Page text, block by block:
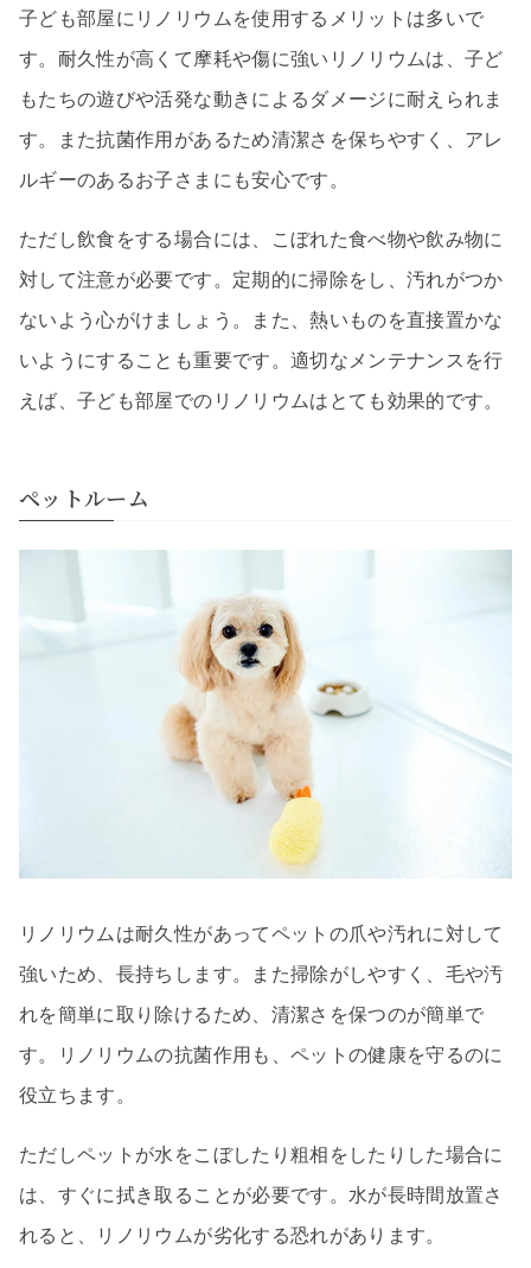
子ども部屋にリノリウムを使用するメリットは多いで
す。耐久性が高くて摩耗や傷に強いリノリウムは、子ど
もたちの遊びや活発な動きによるダメージに耐えられま
す。また抗菌作用があるため清潔さを保ちやすく、アレ
ルギーのあるお子さまにも安心です。
ただし飲食をする場合には、こぼれた食べ物や飲み物に
対して注意が必要です。定期的に掃除をし、汚れがつか
ないよう心がけましょう。また、熱いものを直接置かな
いようにすることも重要です。適切なメンテナンスを行
えば、子ども部屋でのリノリウムはとても効果的です。
ペットルーム
リノリウムは耐久性があってペットの爪や汚れに対して
強いため、長持ちします。また掃除がしやすく、毛や汚
れを簡単に取り除けるため、清潔さを保つのが簡単で
す。リノリウムの抗菌作用も、ペットの健康を守るのに
役立ちます。
ただしペットが水をこぼしたり粗相をしたりした場合に
は、すぐに拭き取ることが必要です。水が長時間放置さ
れると、リノリウムが劣化する恐れがあります。